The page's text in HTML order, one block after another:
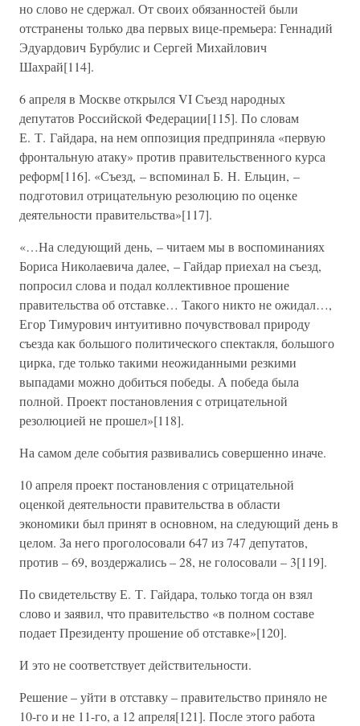
но слово не сдержал. От своих обязанностей были
отстранены только два первых вице-премьера: Геннадий
Эдуардович Бурбулис и Сергей Михайлович
Шахрай[114].
6 апреля в Москве открылся VI Съезд народных
депутатов Российской Федерации[115]. По словам
Е. Т. Гайдара, на нем оппозиция предприняла «первую
фронтальную атаку» против правительственного курса
реформ[116]. «Съезд, – вспоминал Б. Н. Ельцин, –
подготовил отрицательную резолюцию по оценке
деятельности правительства»[117].
«…На следующий день, – читаем мы в воспоминаниях
Бориса Николаевича далее, – Гайдар приехал на съезд,
попросил слова и подал коллективное прошение
правительства об отставке… Такого никто не ожидал…,
Егор Тимурович интуитивно почувствовал природу
съезда как большого политического спектакля, большого
цирка, где только такими неожиданными резкими
выпадами можно добиться победы. А победа была
полной. Проект постановления с отрицательной
резолюцией не прошел»[118].
На самом деле события развивались совершенно иначе.
10 апреля проект постановления с отрицательной
оценкой деятельности правительства в области
экономики был принят в основном, на следующий день в
целом. За него проголосовали 647 из 747 депутатов,
против – 69, воздержались – 28, не голосовали – 3[119].
По свидетельству Е. Т. Гайдара, только тогда он взял
слово и заявил, что правительство «в полном составе
подает Президенту прошение об отставке»[120].
И это не соответствует действительности.
Решение – уйти в отставку – правительство приняло не
10-го и не 11-го, а 12 апреля[121]. После этого работа